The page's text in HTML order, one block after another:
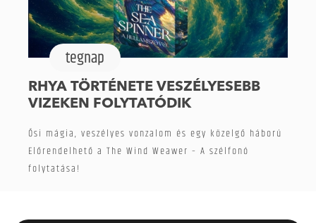
tegnap
RHYA TÖRTÉNETE VESZÉLYESEBB
VIZEKEN FOLYTATÓDIK
Ősi mágia, veszélyes vonzalom és egy közelgő háború
Előrendelhető a The Wind Weawer – A szélfonó
folytatása!